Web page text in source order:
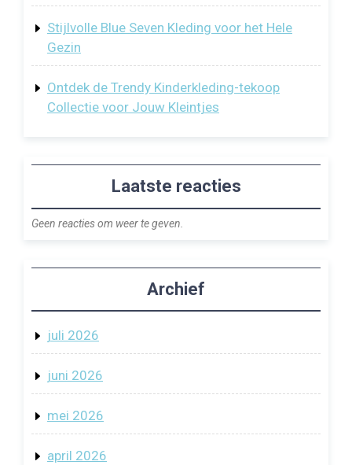
Stijlvolle Blue Seven Kleding voor het Hele
Gezin
Ontdek de Trendy Kinderkleding-tekoop
Collectie voor Jouw Kleintjes
Laatste reacties
Geen reacties om weer te geven.
Archief
juli 2026
juni 2026
mei 2026
april 2026